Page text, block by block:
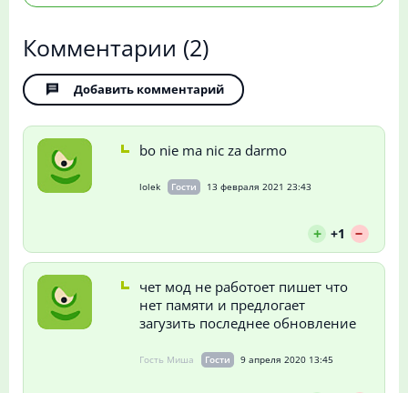
Комментарии (2)
Добавить комментарий
bo nie ma nic za darmo
lolek Гости 13 февраля 2021 23:43
+ +1 --
чет мод не работоет пишет что
нет памяти и предлогает
загузить последнее обновление
Гость Миша Гости 9 апреля 2020 13:45